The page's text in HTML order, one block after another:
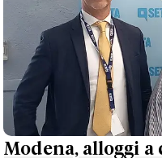
Modena, alloggi